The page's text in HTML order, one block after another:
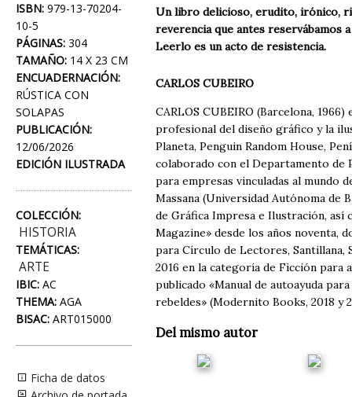
ISBN: 979-13-70204-
10-5
PÁGINAS: 304
TAMAÑO: 14 X 23 CM
ENCUADERNACIÓN:
RÚSTICA CON
SOLAPAS
PUBLICACIÓN:
12/06/2026
EDICIÓN ILUSTRADA
COLECCIÓN:
HISTORIA
TEMÁTICAS:
ARTE
IBIC: AC
THEMA: AGA
BISAC: ART015000
Ficha de datos
Un libro delicioso, erudito, irónico,
reverencia que antes reservábamos
Leerlo es un acto de resistencia.
CARLOS CUBEIRO
CARLOS CUBEIRO (Barcelona,
profesional del diseño gráfico y la
Planeta, Penguin Random House,
colaborado con el Departamento de
para empresas vinculadas al mundo
Massana (Universidad Autónoma
de Gráfica Impresa e Ilustración, así
Magazine» desde los años noventa,
para Círculo de Lectores,
2016 en la categoría de Ficción
publicado «Manual de autoayuda
rebeldes» (Modernito Books, 2018 y
Del mismo autor